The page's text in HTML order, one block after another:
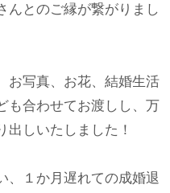
んとのご縁が繋がりまし
お写真、お花、結婚生活
も合わせてお渡しし、万
出しいたしました！
、１か月遅れての成婚退